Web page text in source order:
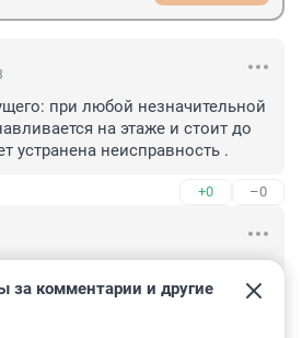
при любой незначительной
на этаже и стоит до
устранена неисправность .
+0 –0
Прокуратуре надо обратить
схемы, которые привели к
за комментарии и другие